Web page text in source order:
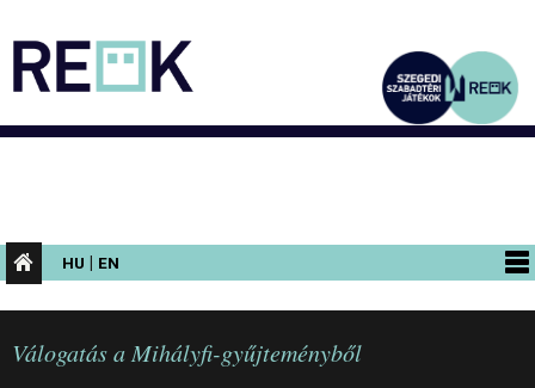
HU | EN
PROGRAMOK
KIÁLLÍTÁSOK
Válogatás a Mihályfi-gyűjteményből